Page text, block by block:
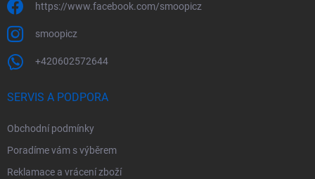
https://www.facebook.com/smoopicz
smoopicz
+420602572644
SERVIS A PODPORA
Obchodní podmínky
Poradíme vám s výběrem
Reklamace a vrácení zboží